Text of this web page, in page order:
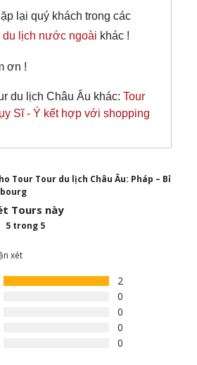
lại quý khách trong các
du lịch nước ngoài khác !
ơn !
du lịch Châu Âu khác: Tour
Sĩ - Ý kết hợp với shopping
Tour Tour du lịch Châu Âu: Pháp – Bỉ
Tours này
5 trong 5
xét
2
0
0
0
0